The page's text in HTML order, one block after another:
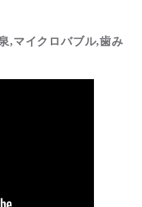
,マイクロバブル,歯み